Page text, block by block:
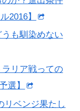
2016】
も馴染めない
リア戦っての
選】
リベンジ果たし